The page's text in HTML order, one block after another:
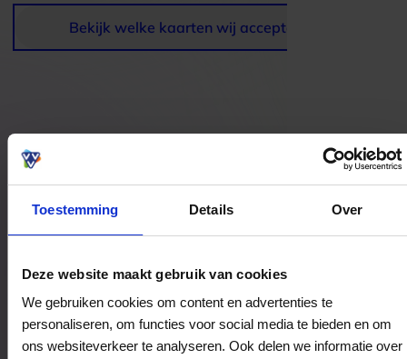
Toestemming Details Over
Deze website maakt gebruik van cookies
We gebruiken cookies om content en advertenties te
personaliseren, om functies voor social media te bieden en om
ons websiteverkeer te analyseren. Ook delen we informatie over
Bekijk welke kaarten wij accepteren
Bestedingslocaties
Het Float Moment
Langstraat 11
5752BE Deurne